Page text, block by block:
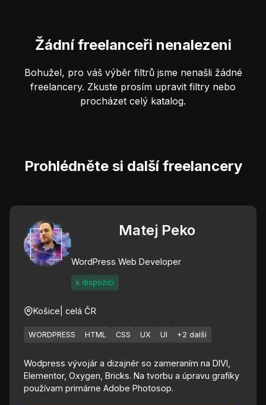
Žádní freelanceři nenalezeni
Bohužel, pro váš výběr filtrů jsme nenašli žádné
freelancery. Zkuste prosím upravit filtry nebo
procházet celý katalog.
Prohlédněte si další freelancery
Matej Peko
WordPress Web Developer
k dispozici
Košice | celá ČR
WORDPRESS HTML CSS UX UI +2 další
Wodpress vývojár a dizajnér so zameraním na DIVI,
Elementor, Oxygen, Bricks. Na tvorbu a úpravu grafiky
používam primárne Adobe Photosop.